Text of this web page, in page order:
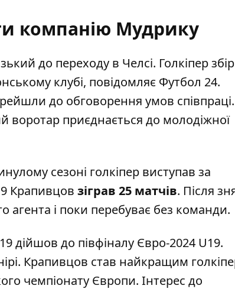
компанію Мудрику
до переходу в Челсі. Голкіпер
клубі, повідомляє Футбол 24.
до обговорення умов співпраці.
воротар приєднається до молодіжної
сезоні голкіпер виступав за
Крапивцов зіграв 25 матчів. Після
агента і поки перебуває без команди.
дійшов до півфіналу Євро-2024 U19.
Крапивцов став найкращим
чемпіонату Європи. Інтерес до